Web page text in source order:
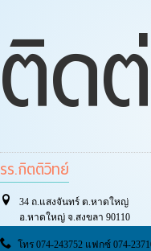
ติด
รร.กิตติวิทย์
34 ถ.แสงจันทร์ ต.หาดใหญ่
อ.หาดใหญ่ จ.สงขลา 90110
โทร 074-243752 แฟกซ์ 074-